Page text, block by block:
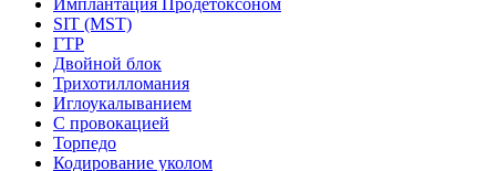
SIT (MST)
ГТР
Двойной блок
Трихотилломания
Иглоукалыванием
С провокацией
Торпедо
Кодирование уколом